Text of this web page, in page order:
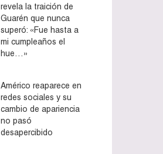
revela la traición de
Guarén que nunca
superó: «Fue hasta a
mi cumpleaños el
hue…»
Américo reaparece en
redes sociales y su
cambio de apariencia
no pasó
desapercibido